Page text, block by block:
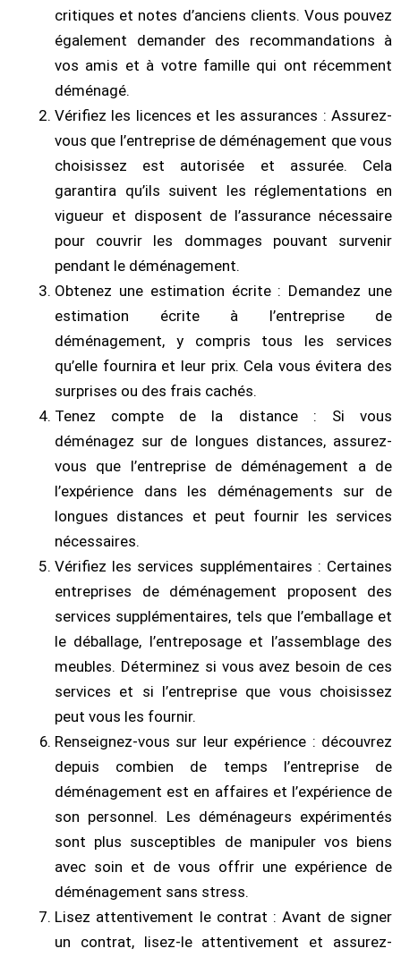
critiques et notes d’anciens clients. Vous pouvez
également demander des recommandations à
vos amis et à votre famille qui ont récemment
déménagé.
Vérifiez les licences et les assurances : Assurez-
vous que l’entreprise de déménagement que vous
choisissez est autorisée et assurée. Cela
garantira qu’ils suivent les réglementations en
vigueur et disposent de l’assurance nécessaire
pour couvrir les dommages pouvant survenir
pendant le déménagement.
Obtenez une estimation écrite : Demandez une
estimation écrite à l’entreprise de
déménagement, y compris tous les services
qu’elle fournira et leur prix. Cela vous évitera des
surprises ou des frais cachés.
Tenez compte de la distance : Si vous
déménagez sur de longues distances, assurez-
vous que l’entreprise de déménagement a de
l’expérience dans les déménagements sur de
longues distances et peut fournir les services
nécessaires.
Vérifiez les services supplémentaires : Certaines
entreprises de déménagement proposent des
services supplémentaires, tels que l’emballage et
le déballage, l’entreposage et l’assemblage des
meubles. Déterminez si vous avez besoin de ces
services et si l’entreprise que vous choisissez
peut vous les fournir.
Renseignez-vous sur leur expérience : découvrez
depuis combien de temps l’entreprise de
déménagement est en affaires et l’expérience de
son personnel. Les déménageurs expérimentés
sont plus susceptibles de manipuler vos biens
avec soin et de vous offrir une expérience de
déménagement sans stress.
Lisez attentivement le contrat : Avant de signer
un contrat, lisez-le attentivement et assurez-